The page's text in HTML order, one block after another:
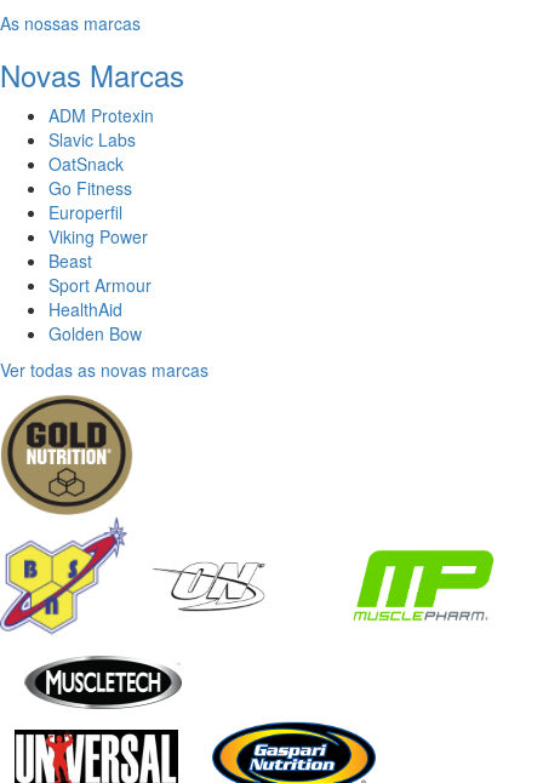
As nossas marcas
Novas Marcas
ADM Protexin
Slavic Labs
OatSnack
Go Fitness
Europerfil
Viking Power
Beast
Sport Armour
HealthAid
Golden Bow
Ver todas as novas marcas